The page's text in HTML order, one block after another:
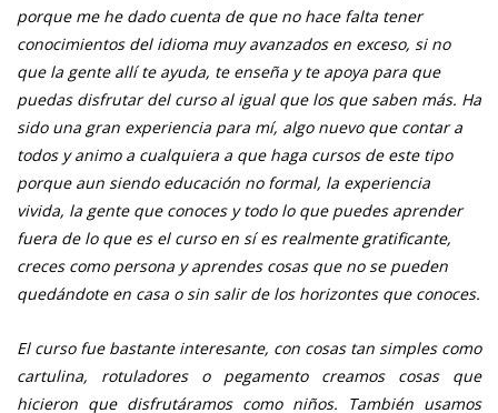
porque me he dado cuenta de que no hace falta tener
conocimientos del idioma muy avanzados en exceso, si no
que la gente allí te ayuda, te enseña y te apoya para que
puedas disfrutar del curso al igual que los que saben más. Ha
sido una gran experiencia para mí, algo nuevo que contar a
todos y animo a cualquiera a que haga cursos de este tipo
porque aun siendo educación no formal, la experiencia
vivida, la gente que conoces y todo lo que puedes aprender
fuera de lo que es el curso en sí es realmente gratificante,
creces como persona y aprendes cosas que no se pueden
quedándote en casa o sin salir de los horizontes que conoces.
El curso fue bastante interesante, con cosas tan simples como
cartulina, rotuladores o pegamento creamos cosas que
hicieron que disfrutáramos como niños. También usamos